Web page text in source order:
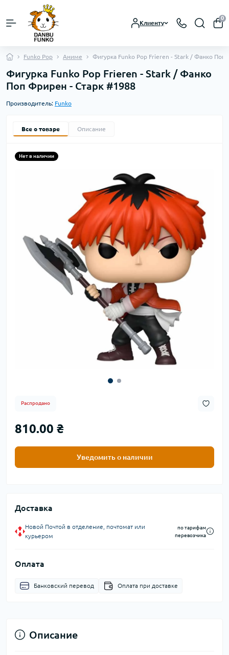
Клиенту
0
Funko Pop Аниме Фигурка Funko Pop Frieren - Stark / Фанко Поп
Фигурка Funko Pop Frieren - Stark / Фанко
Поп Фрирен - Старк #1988
Производитель: Funko
Все о товаре Описание
Нет в наличии
Распродано
810.00 ₴
Уведомить о наличии
Доставка
Новой Почтой в отделение, почтомат или
курьером
по тарифам
перевозчика
Оплата
Банковский перевод Оплата при доставке
Описание